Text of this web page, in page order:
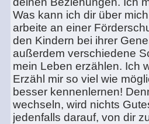
Was kann ich dir über
arbeite an einer
den Kindern bei ihrer
außerdem verschiedene
mein Leben erzählen. Ich
Erzähl mir so viel wie
besser kennenlernen!
wechseln, wird nichts
jedenfalls darauf, von dir